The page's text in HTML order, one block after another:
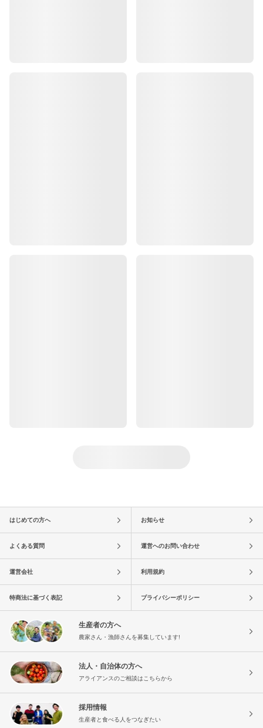
はじめての方へ お知らせ
よくある質問 運営へのお問い合わせ
運営会社 利用規約
特商法に基づく表記 プライバシーポリシー
生産者の方へ
農家さん・漁師さんを募集しています!
法人・自治体の方へ
アライアンスのご相談はこちらから
採用情報
生産者と食べる人をつなぎたい